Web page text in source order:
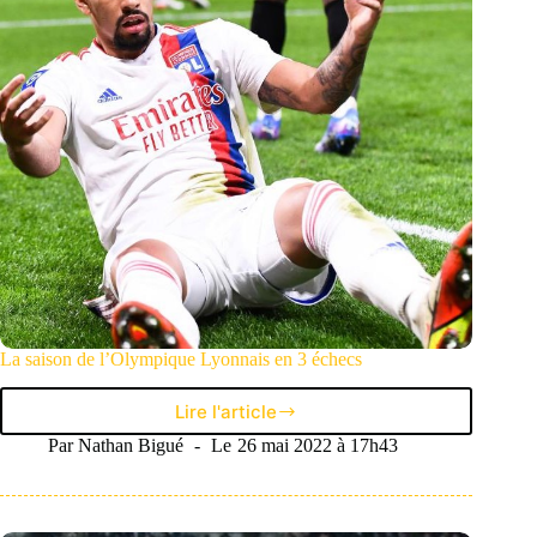
La saison de l’Olympique Lyonnais en 3 échecs
Lire l'article
La
saison
l’Olympique
Par Nathan Bigué Le 26 mai 2022 à 17h43